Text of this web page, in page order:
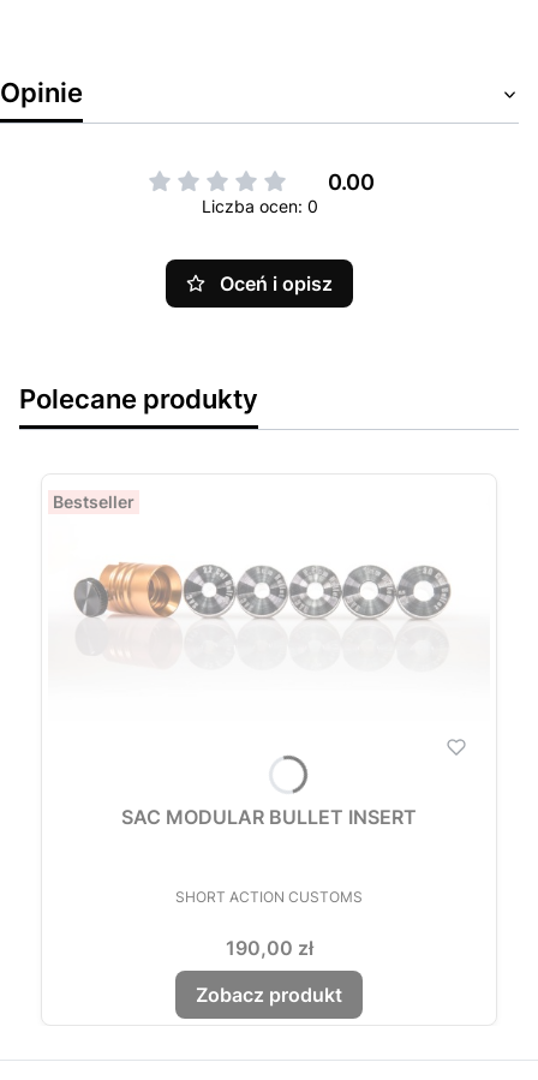
Opinie
0.00
Liczba ocen: 0
Oceń i opisz
Polecane produkty
Bestseller
SAC MODULAR BULLET INSERT
PRODUCENT
SHORT ACTION CUSTOMS
Cena
190,00 zł
Zobacz produkt